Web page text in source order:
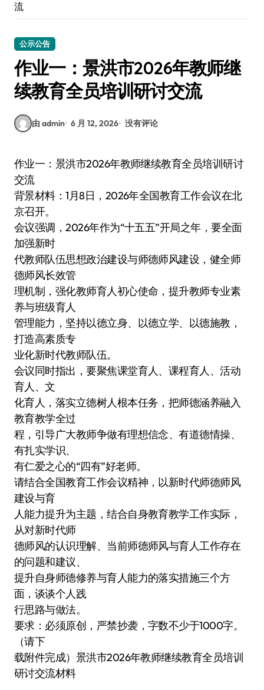
流
公示公告
作业一：景洪市2026年教师继
续教育全员培训研讨交流
由 admin 6 月 12, 2026 没有评论
作业一：景洪市2026年教师继续教育全员培训研讨
交流
背景材料：1月8日，2026年全国教育工作会议在北
京召开。
会议强调，2026年作为“十五五”开局之年，要全面
加强新时
代教师队伍思想政治建设与师德师风建设，健全师
德师风长效管
理机制，强化教师育人初心使命，提升教师专业素
养与班级育人
管理能力，坚持以德立身、以德立学、以德施教，
打造高素质专
业化新时代教师队伍。
会议同时指出，要聚焦课堂育人、课程育人、活动
育人、文
化育人，落实立德树人根本任务，把师德涵养融入
教育教学全过
程，引导广大教师争做有理想信念、有道德情操、
有扎实学识、
有仁爱之心的“四有”好老师。
请结合全国教育工作会议精神，以新时代师德师风
建设与育
人能力提升为主题，结合自身教育教学工作实际，
从对新时代师
德师风的认识理解、当前师德师风与育人工作存在
的问题和建议、
提升自身师德修养与育人能力的落实措施三个方
面，谈谈个人践
行思路与做法。
要求：必须原创，严禁抄袭，字数不少于1000字。
（请下
载附件完成）景洪市2026年教师继续教育全员培训
研讨交流材料